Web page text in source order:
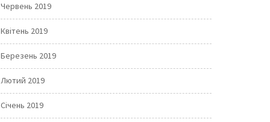
Червень 2019
Квітень 2019
Березень 2019
Лютий 2019
Січень 2019